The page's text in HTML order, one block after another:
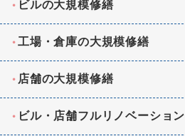
ビルの大規模修繕
工場・倉庫の大規模修繕
店舗の大規模修繕
ビル・店舗フルリノベーション